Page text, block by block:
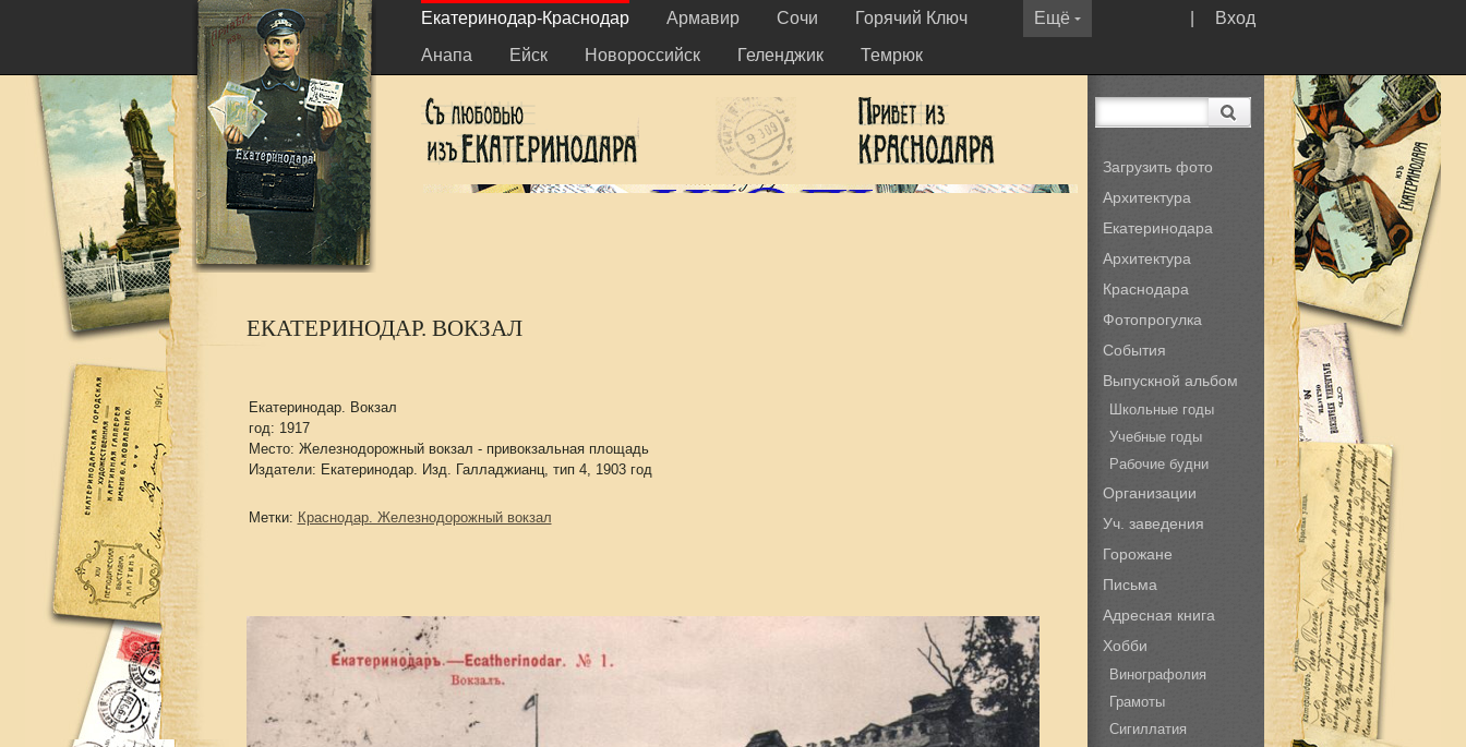
Вход
Ещё
Екатеринодар-Краснодар Армавир Сочи
Горячий Ключ
Анапа
Ейск Новороссийск Геленджик Темрюк
Загрузить фото
Архитектура
Екатеринодара
Архитектура
Краснодара
Фотопрогулка
События
Выпускной альбом
Школьные годы
Учебные годы
Рабочие будни
Организации
Уч. заведения
Горожане
Письма
Адресная книга
Хобби
Винографолия
Грамоты
Сигиллатия
ЕКАТЕРИНОДАР. ВОКЗАЛ
Екатеринодар. Вокзал
год: 1917
Место: Железнодорожный вокзал - привокзальная площадь
Издатели: Екатеринодар. Изд. Галладжианц, тип 4, 1903 год
Метки: Краснодар. Железнодорожный вокзал